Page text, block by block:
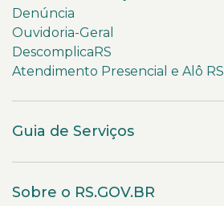
Denúncia
Ouvidoria-Geral
DescomplicaRS
Atendimento Presencial e Alô RS
Guia de Serviços
Sobre o RS.GOV.BR